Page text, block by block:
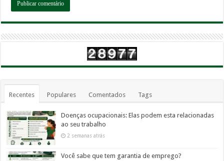
Recentes Populares Comentados Tags
Doenças ocupacionais: Elas podem esta relacionadas
ao seu trabalho
2 semanas atrás
Você sabe que tem garantia de emprego?